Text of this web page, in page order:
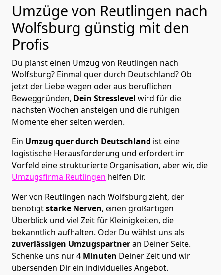
Umzüge von Reutlingen nach
Wolfsburg günstig mit den
Profis
Du planst einen Umzug von Reutlingen nach
Wolfsburg? Einmal quer durch Deutschland? Ob
jetzt der Liebe wegen oder aus beruflichen
Beweggründen, Dein Stresslevel wird für die
nächsten Wochen ansteigen und die ruhigen
Momente eher selten werden.
Ein Umzug quer durch Deutschland ist eine
logistische Herausforderung und erfordert im
Vorfeld eine strukturierte Organisation, aber wir, die
Umzugsfirma Reutlingen helfen Dir.
Wer von Reutlingen nach Wolfsburg zieht, der
benötigtstarke Nerven, einen großartigen
Überblick und viel Zeit für Kleinigkeiten, die
bekanntlich aufhalten. Oder Du wählst uns als
zuverlässigen Umzugspartneran Deiner Seite.
Schenke uns nur4 Minuten Deiner Zeit und wir
übersenden Dir ein individuelles Angebot.